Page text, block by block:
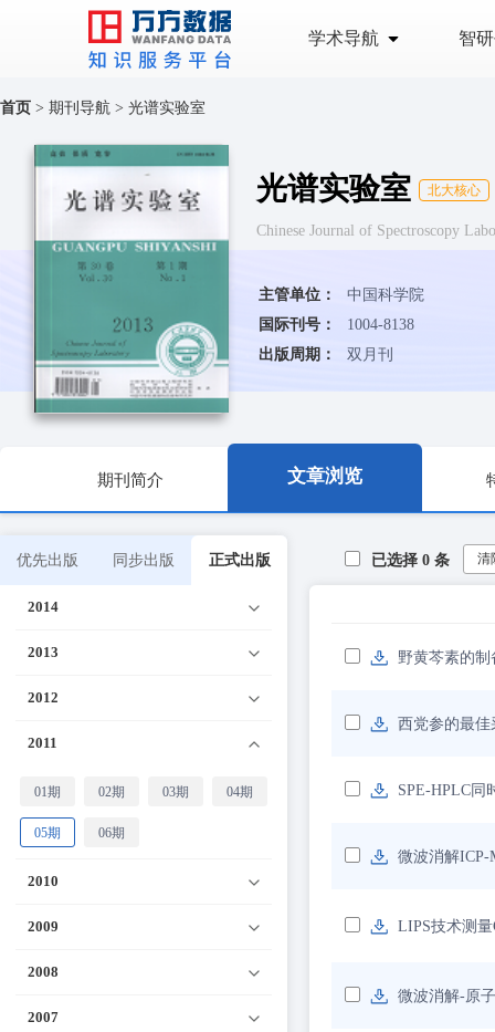
学术导航 智
首页 > 期刊导航 > 光谱实验室
光谱实验室 北大核心
Chinese Journal of Spectroscopy
主管单位：
中国科学院
国际刊号：
1004-8138
出版周期：
双月刊
期刊简介 文章浏览
优先出版 同步出版 正式出版
2014
2013
2012
2011
01期 02期 03期 04期
05期 06期
2010
2009
2008
2007
已选择 0 条 清
野黄芩素的
西党参的最佳
SPE-HPLC同
微波消解ICP-
LIPS技术测
微波消解-原